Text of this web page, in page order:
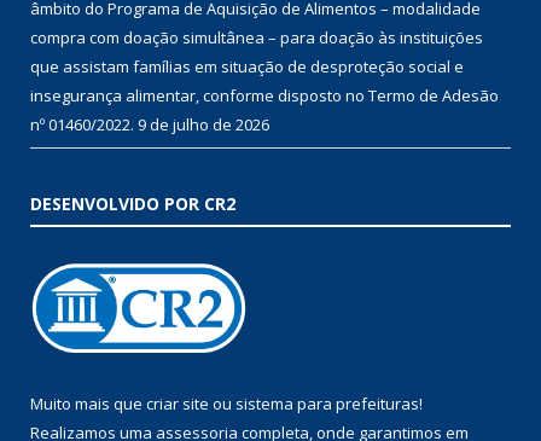
âmbito do Programa de Aquisição de Alimentos – modalidade
compra com doação simultânea – para doação às instituições
que assistam famílias em situação de desproteção social e
insegurança alimentar, conforme disposto no Termo de Adesão
nº 01460/2022. 9 de julho de 2026
DESENVOLVIDO POR CR2
Muito mais que criar site ou sistema para prefeituras!
Realizamos uma assessoria completa, onde garantimos em